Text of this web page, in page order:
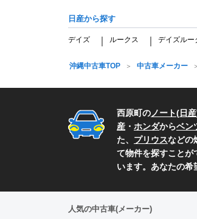
日産から探す
デイズ ルークス デイズルー
沖縄中古車TOP 中古車メーカー
西原町のノート(日産
産 ・ ホンダからベン
た、 プリウスなどの
て物件を探すことが
います。あなたの希
人気の中古車(メーカー)